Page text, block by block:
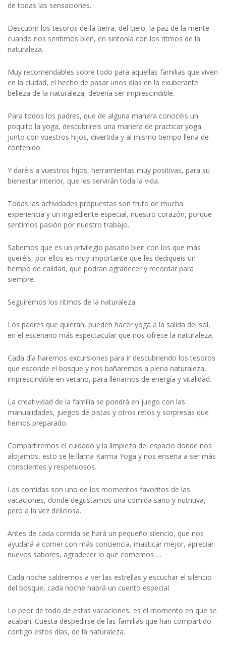
de todas las sensaciones.
Descubrir los tesoros de la tierra, del cielo, la paz de la mente
cuando nos sentimos bien, en sintonía con los ritmos de la
naturaleza.
Muy recomendables sobre todo para aquellas familias que viven
en la ciudad, el hecho de pasar unos días en la exuberante
belleza de la naturaleza, debería ser imprescindible.
Para todos los padres, que de alguna manera conocéis un
poquito la yoga, descubrireis una manera de practicar yoga
junto con vuestros hijos, divertida y al mismo tiempo llena de
contenido.
Y daréis a vuestros hijos, herramientas muy positivas, para su
bienestar interior, que les servirán toda la vida.
Todas las actividades propuestas son fruto de mucha
experiencia y un ingrediente especial, nuestro corazón, porque
sentimos pasión por nuestro trabajo.
Sabemos que es un privilegio pasarlo bien con los que más
queréis, por ellos es muy importante que les dediqueis un
tiempo de calidad, que podran agradecer y recordar para
siempre.
Seguiremos los ritmos de la naturaleza.
Los padres que quieran, pueden hacer yoga a la salida del sol,
en el escenario más espectacular que nos ofrece la naturaleza.
Cada día haremos excursiones para ir descubriendo los tesoros
que esconde el bosque y nos bañaremos a plena naturaleza,
imprescindible en verano, para llenarnos de energía y vitalidad.
La creatividad de la familia se pondrá en juego con las
manualidades, juegos de pistas y otros retos y sorpresas que
hemos preparado.
Compartiremos el cuidado y la limpieza del espacio donde nos
alojamos, esto se le llama Karma Yoga y nos enseña a ser más
conscientes y respetuosos.
Las comidas son uno de los momentos favoritos de las
vacaciones, donde degustamos una comida sano y nutritiva,
pero a la vez deliciosa.
Antes de cada comida se hará un pequeño silencio, que nos
ayudará a comer con más conciencia, masticar mejor, apreciar
nuevos sabores, agradecer lo que comemos …
Cada noche saldremos a ver las estrellas y escuchar el silencio
del bosque, cada noche habrá un cuento especial.
Lo peor de todo de estas vacaciones, es el momento en que se
acaban. Cuesta despedirse de las familias que han compartido
contigo estos días, de la naturaleza.